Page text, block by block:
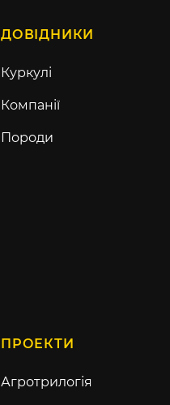
ДОВІДНИКИ
Куркулі
Компанії
Породи
ПРОЕКТИ
Агротрилогія